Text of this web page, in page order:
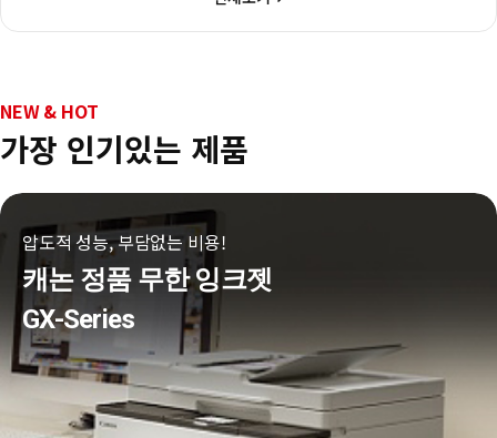
NEW & HOT
가장 인기있는 제품
압도적 성능, 부담없는 비용!
캐논 정품 무한 잉크젯
GX-Series